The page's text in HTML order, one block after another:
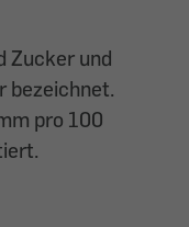
Zucker und
bezeichnet.
pro 100